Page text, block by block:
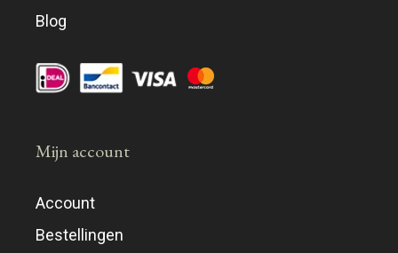
Blog
Mijn account
Account
Bestellingen